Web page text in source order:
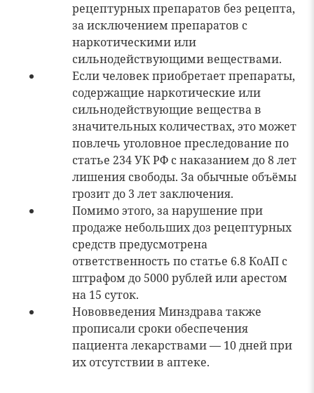
рецептурных препаратов без рецепта,
за исключением препаратов с
наркотическими или
сильнодействующими веществами.
Если человек приобретает препараты,
содержащие наркотические или
сильнодействующие вещества в
значительных количествах, это может
повлечь уголовное преследование по
статье 234 УК РФ с наказанием до 8 лет
лишения свободы. За обычные объёмы
грозит до 3 лет заключения.
Помимо этого, за нарушение при
продаже небольших доз рецептурных
средств предусмотрена
ответственность по статье 6.8 КоАП с
штрафом до 5000 рублей или арестом
на 15 суток.
Нововведения Минздрава также
прописали сроки обеспечения
пациента лекарствами — 10 дней при
их отсутствии в аптеке.